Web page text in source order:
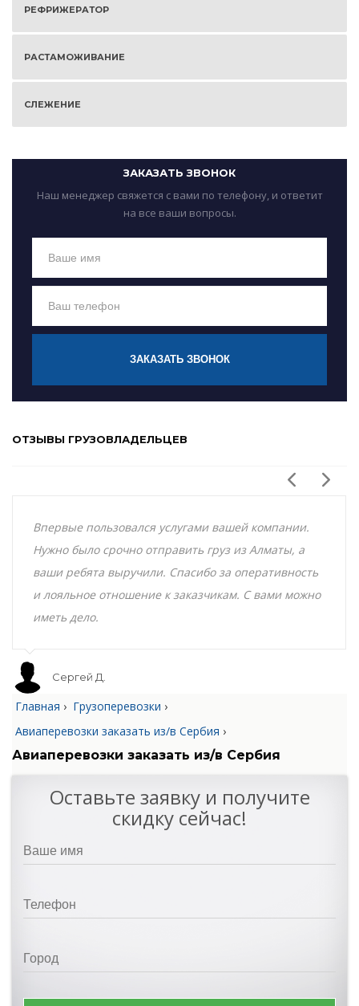
РЕФРИЖЕРАТОР
РАСТАМОЖИВАНИЕ
СЛЕЖЕНИЕ
ЗАКАЗАТЬ ЗВОНОК
Наш менеджер свяжется с вами по телефону, и ответит
на все ваши вопросы.
ЗАКАЗАТЬ ЗВОНОК
ОТЗЫВЫ ГРУЗОВЛАДЕЛЬЦЕВ
Впервые пользовался услугами вашей компании.
Нужно было срочно отправить груз из Алматы, а
ваши ребята выручили. Спасибо за оперативность
и лояльное отношение к заказчикам. С вами можно
иметь дело.
Сергей Д.
Главная › Грузоперевозки ›
Авиаперевозки заказать из/в Сербия ›
Авиаперевозки заказать из/в Сербия
Оставьте заявку и получите
скидку сейчас!